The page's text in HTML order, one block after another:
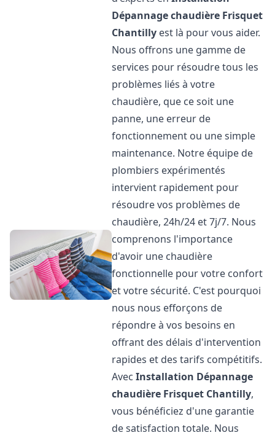
Dépannage chaudière Frisquet
Chantilly est là pour vous aider.
Nous offrons une gamme de
services pour résoudre tous les
problèmes liés à votre
chaudière, que ce soit une
panne, une erreur de
fonctionnement ou une simple
maintenance. Notre équipe de
plombiers expérimentés
intervient rapidement pour
résoudre vos problèmes de
chaudière, 24h/24 et 7j/7. Nous
comprenons l'importance
d'avoir une chaudière
fonctionnelle pour votre confort
et votre sécurité. C'est pourquoi
nous nous efforçons de
répondre à vos besoins en
offrant des délais d'intervention
rapides et des tarifs compétitifs.
AvecInstallation Dépannage
chaudière Frisquet Chantilly,
vous bénéficiez d'une garantie
de satisfaction totale. Nous